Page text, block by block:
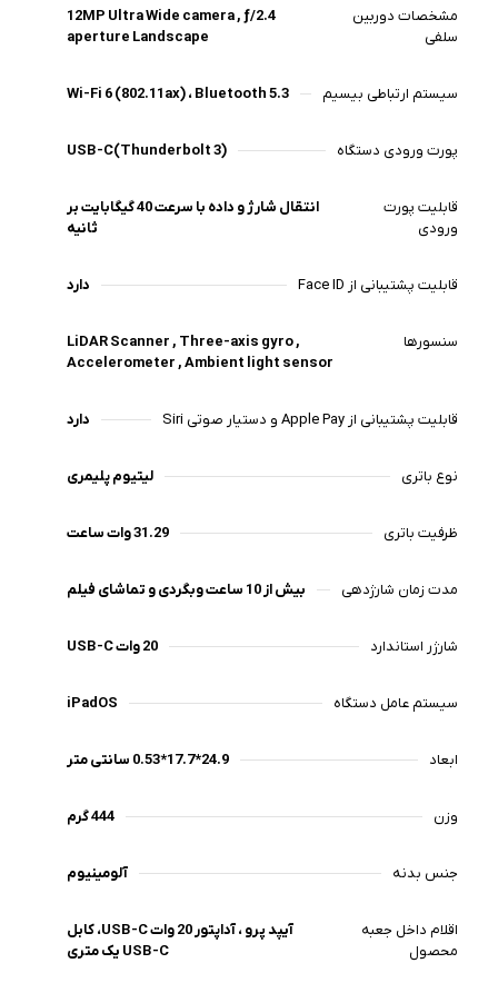
مشخصات دوربین
سلفی
12MP Ultra Wide camera , ƒ/2.4
aperture Landscape
سیستم ارتباطی بیسیم Wi-Fi 6 (802.11ax) ، Bluetooth 5.3
پورت ورودی دستگاه USB-C(Thunderbolt 3)
قابلیت پورت
ورودی
انتقال شارژ و داده با سرعت 40 گیگابایت بر
ثانیه
قابلیت پشتیبانی از Face ID دارد
سنسورها
LiDAR Scanner , Three-axis gyro ,
Accelerometer , Ambient light sensor
قابلیت پشتیبانی از Apple Pay و دستیار صوتی Siri دارد
نوع باتری لیتیوم پلیمری
ظرفیت باتری 31.29 وات ساعت
مدت زمان شارژدهی بیش از 10 ساعت وبگردی و تماشای فیلم
شارژر استاندارد 20 وات USB-C
سیستم عامل دستگاه iPadOS
ابعاد 24.9*17.7*0.53 سانتی متر
وزن 444 گرم
جنس بدنه آلومینیوم
اقلام داخل جعبه
محصول
آیپد پرو ، آداپتور 20 وات USB-C، کابل
USB-C یک متری